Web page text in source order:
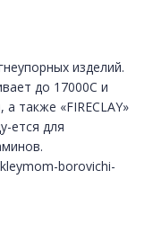
изделий.
до 17000С и
также «FIRECLAY»
ется для
borovichi-